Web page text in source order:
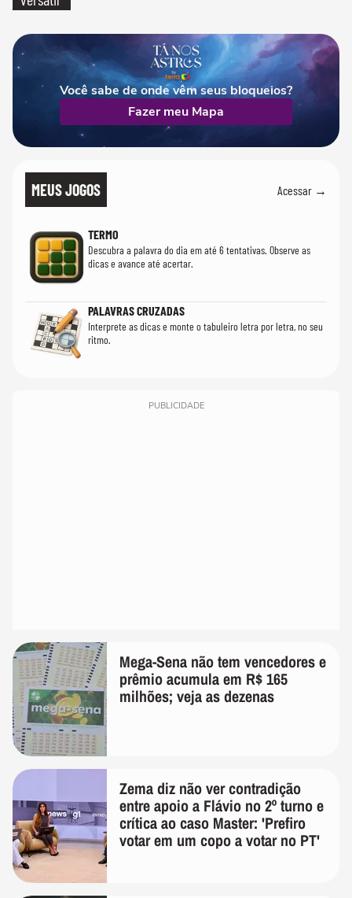
Você sabe de onde vêm seus bloqueios?
Fazer meu Mapa
MEUS JOGOS Acessar →
TERMO
Descubra a palavra do dia em até 6 tentativas. Observe as
dicas e avance até acertar.
PALAVRAS CRUZADAS
Interprete as dicas e monte o tabuleiro letra por letra, no seu
ritmo.
PUBLICIDADE
Mega-Sena não tem vencedores e
prêmio acumula em R$ 165
milhões; veja as dezenas
Zema diz não ver contradição
entre apoio a Flávio no 2º turno e
crítica ao caso Master: 'Prefiro
votar em um copo a votar no PT'